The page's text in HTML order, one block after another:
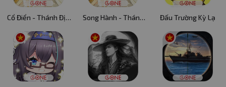
Cổ Điển - Thánh Địa
Song Hành - Thánh
Đấu Trường Kỳ Lạ